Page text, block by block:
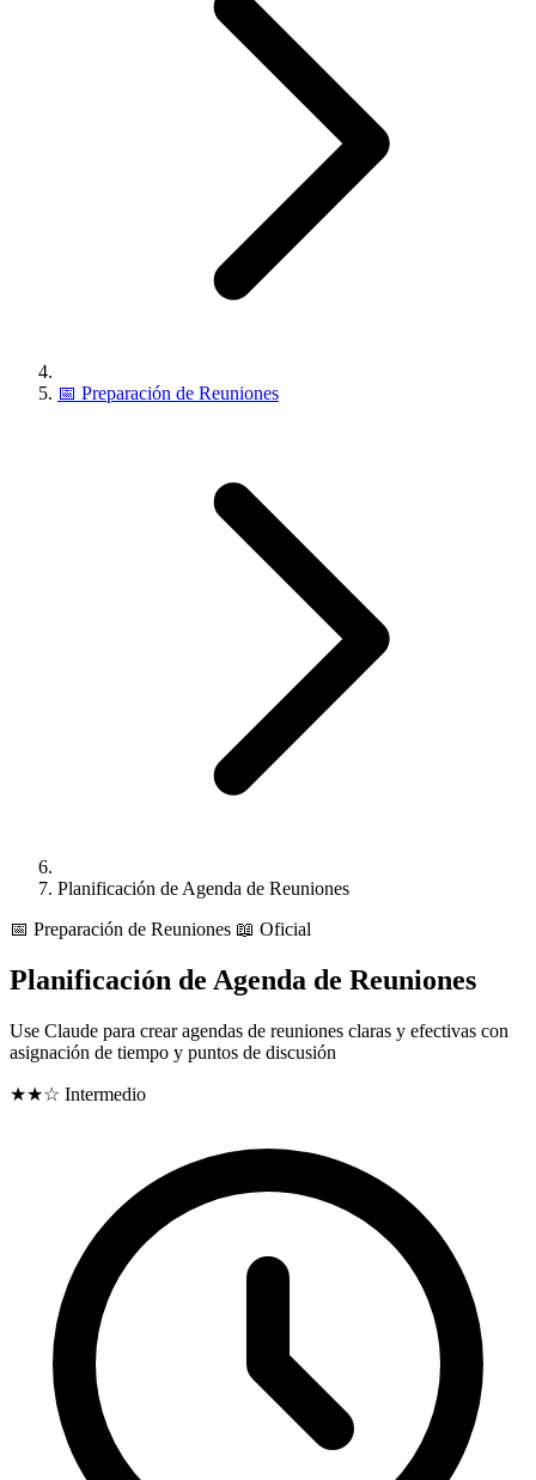
📅 Preparación de Reuniones
Planificación de Agenda de Reuniones
📅 Preparación de Reuniones 📖 Oficial
Planificación de Agenda de Reuniones
Use Claude para crear agendas de reuniones claras y efectivas con
asignación de tiempo y puntos de discusión
★★☆ Intermedio